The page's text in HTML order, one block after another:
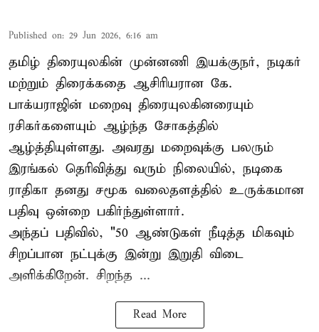
Published on: 29 Jun 2026, 6:16 am
தமிழ் திரையுலகின் முன்னணி இயக்குநர், நடிகர்
மற்றும் திரைக்கதை ஆசிரியரான கே.
பாக்யராஜின் மறைவு திரையுலகினரையும்
ரசிகர்களையும் ஆழ்ந்த சோகத்தில்
ஆழ்த்தியுள்ளது. அவரது மறைவுக்கு பலரும்
இரங்கல் தெரிவித்து வரும் நிலையில், நடிகை
ராதிகா தனது சமூக வலைதளத்தில் உருக்கமான
பதிவு ஒன்றை பகிர்ந்துள்ளார்.
அந்தப் பதிவில், "50 ஆண்டுகள் நீடித்த மிகவும்
சிறப்பான நட்புக்கு இன்று இறுதி விடை
அளிக்கிறேன். சிறந்த ...
Read More